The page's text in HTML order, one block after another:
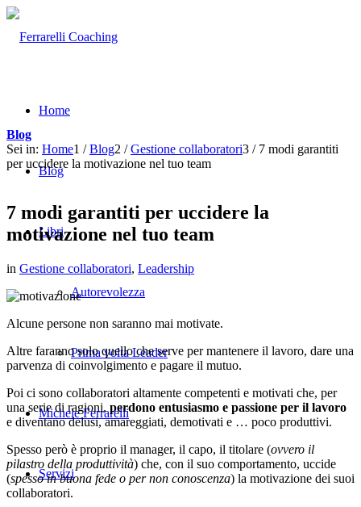
Home
Blog
Libri
Autorevolezza
Prima volta Leader
Michele Ferrarelli
Servizi
Blog
Sei in: Home1 / Blog2 / Gestione collaboratori3 / 7 modi garantiti
per uccidere la motivazione nel tuo team
7 modi garantiti per uccidere la
motivazione nel tuo team
in Gestione collaboratori, Leadership
Alcune persone non saranno mai motivate.
Altre faranno solo quello che serve per mantenere il lavoro, dare una
parvenza di coinvolgimento e pagare il mutuo.
Poi ci sono collaboratori altamente competenti e motivati che, per
una serie di ragioni, perdono entusiasmo e passione per il lavoro
e diventano delusi, amareggiati, demotivati e … poco produttivi.
Spesso però è proprio il manager, il capo, il titolare (ovvero il
pilastro della produttività) che, con il suo comportamento, uccide
(spesso in buona fede o per non conoscenza) la motivazione dei suoi
collaboratori.